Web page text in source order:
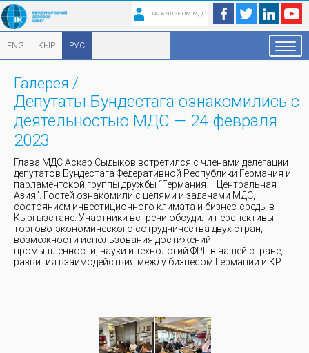
СТАТЬ ЧЛЕНОМ МДС
ENG КЫР РУС
Галерея /
Депутаты Бундестага ознакомились с
деятельностью МДС — 24 февраля
2023
Глава МДС Аскар Сыдыков встретился с членами делегации
депутатов Бундестага Федеративной Республики Германия и
парламентской группы дружбы “Германия – Центральная
Азия”. Гостей ознакомили с целями и задачами МДС,
состоянием инвестиционного климата и бизнес-среды в
Кыргызстане. Участники встречи обсудили перспективы
торгово-экономического сотрудничества двух стран,
возможности использования достижений
промышленности, науки и технологий ФРГ в нашей стране,
развития взаимодействия между бизнесом Германии и КР.